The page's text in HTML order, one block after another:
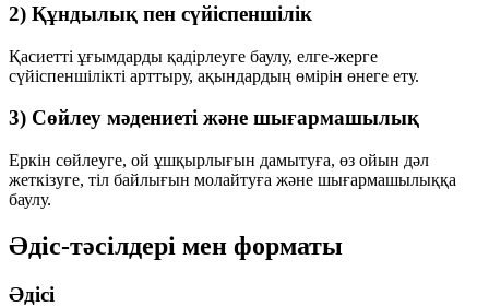
2) Құндылық пен сүйіспеншілік
Қасиетті ұғымдарды қадірлеуге баулу, елге-жерге
сүйіспеншілікті арттыру, ақындардың өмірін өнеге ету.
3) Сөйлеу мәдениеті және шығармашылық
Еркін сөйлеуге, ой ұшқырлығын дамытуға, өз ойын дәл
жеткізуге, тіл байлығын молайтуға және шығармашылыққа
баулу.
Әдіс-тәсілдері мен форматы
Әдісі